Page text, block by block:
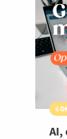
6
AI,